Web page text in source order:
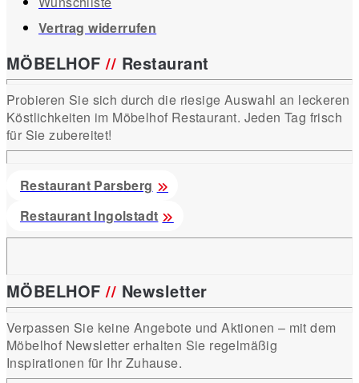
Vertrag widerrufen
MÖBELHOF// Restaurant
Probieren Sie sich durch die riesige Auswahl an leckeren
Köstlichkeiten im Möbelhof Restaurant. Jeden Tag frisch
für Sie zubereitet!
Restaurant Parsberg
Restaurant Ingolstadt
MÖBELHOF// Newsletter
Verpassen Sie keine Angebote und Aktionen – mit dem
Möbelhof Newsletter erhalten Sie regelmäßig
Inspirationen für Ihr Zuhause.